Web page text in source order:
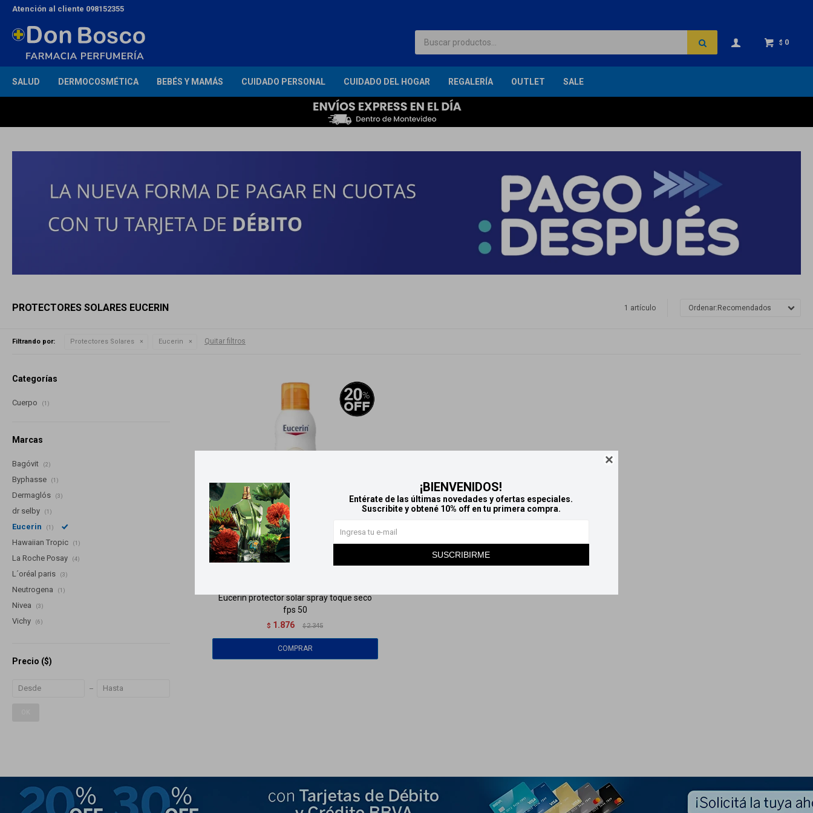

¡BIENVENIDOS!
Entérate de las últimas novedades y ofertas especiales.
Suscribite y obtené 10% off en tu primera compra.
SUSCRIBIRME
SALUD DERMOCOSMÉTICA BEBÉS Y MAMÁS CUIDADO PERSONAL CUIDADO DEL HOGAR REGALERÍA OUTLET SALE
$ 0
Atención al cliente 098152355
PROTECTORES SOLARES EUCERIN 1 artículo Recomendados
Filtrando por: Protectores Solares Eucerin Quitar filtros
Eucerin protector solar spray toque seco
fps 50
$ 1.876 $ 2.345
Categorías
Cuerpo (1)
Marcas
Bagóvit (2)
Byphasse (1)
Dermaglós (3)
dr selby (1)
Eucerin (1)
Hawaiian Tropic (1)
La Roche Posay (4)
L´oréal paris (3)
Neutrogena (1)
Nivea (3)
Vichy (6)
Precio ($)